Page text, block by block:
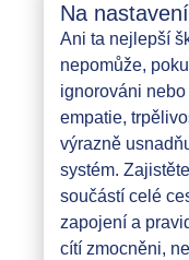
Na
Ani ta nejlepší
nepomůže,
ignorováni
empatie,
výrazně
systém.
součástí celé
zapojení a
cítí zmocněni,